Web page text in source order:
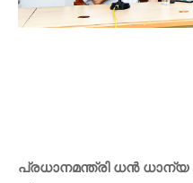
പ്രധാനമന്ത്രി ധന്‍